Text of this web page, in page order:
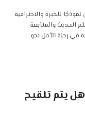
للخبرة والاحترافية
الحديث والمتابعة
في رحلة الأمل نحو
يتم تلقيح